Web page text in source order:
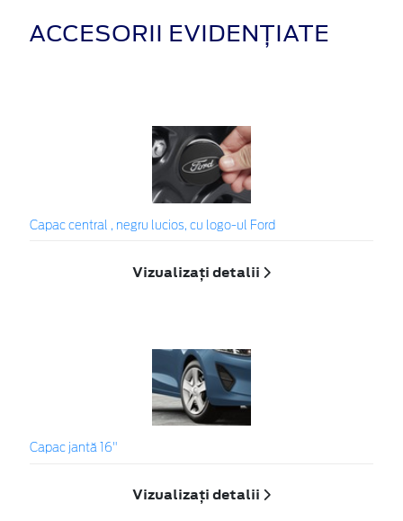
ACCESORII EVIDENȚIATE
Capac central , negru lucios, cu logo-ul Ford
Vizualizați detalii
Capac jantă 16"
Vizualizați detalii